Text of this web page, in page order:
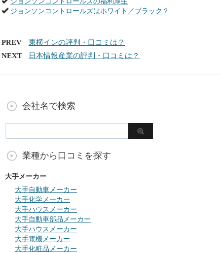
ジョンソンコントロールズはホワイト／ブラック？
PREV
東横インの評判・口コミは？
NEXT
日本情報産業の評判・口コミは？
会社名で検索
業種から口コミを探す
大手メーカー
大手自動車メーカー
大手化学メーカー
大手ハウスメーカー
大手自動車部品メーカー
大手ハウスメーカー
大手電機メーカー
大手化粧品メーカー